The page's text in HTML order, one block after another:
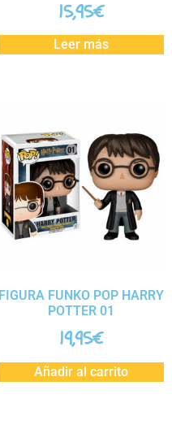
15,95€
Leer más
FIGURA FUNKO POP HARRY
POTTER 01
19,95€
Añadir al carrito